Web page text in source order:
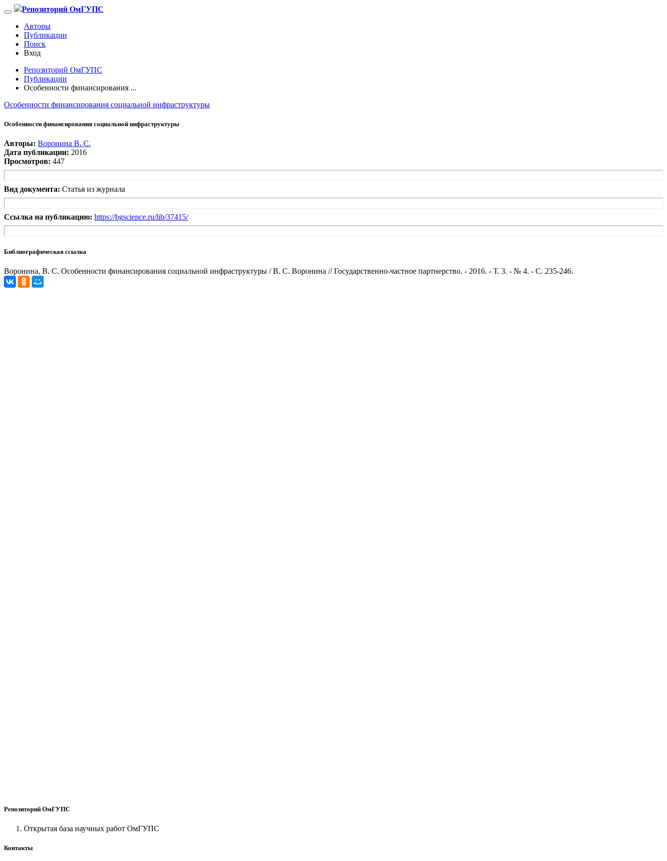
Репозиторий ОмГУПС
Авторы
Публикации
Поиск
Вход
Репозиторий ОмГУПС
Публикации
Особенности финансирования ...
Особенности финансирования социальной инфраструктуры
Особенности финансирования социальной инфраструктуры
Авторы: Воронина В. С.
Дата публикации: 2016
Просмотров: 447
Вид документа: Статья из журнала
Ссылка на публикацию: https://bgscience.ru/lib/37415/
Библиографическая ссылка
Воронина, В. С. Особенности финансирования социальной инфраструктуры / В. С. Воронина // Государственно-частное партнерство. - 2016. - Т. 3. - № 4. - С. 235-246.
Репозиторий ОмГУПС
Открытая база научных работ ОмГУПС
Контакты